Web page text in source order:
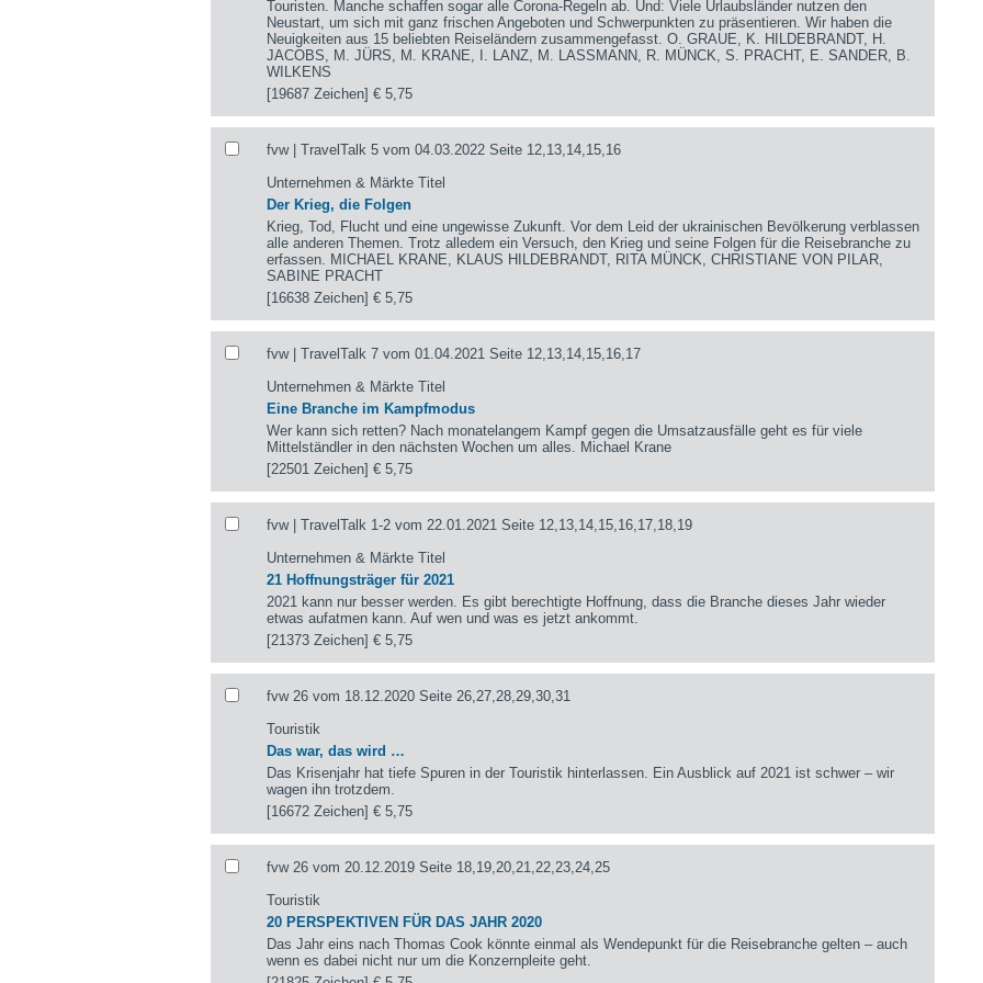
Touristen. Manche schaffen sogar alle Corona-Regeln ab. Und: Viele Urlaubsländer nutzen den
Neustart, um sich mit ganz frischen Angeboten und Schwerpunkten zu präsentieren. Wir haben die
Neuigkeiten aus 15 beliebten Reiseländern zusammengefasst. O. GRAUE, K. HILDEBRANDT, H.
JACOBS, M. JÜRS, M. KRANE, I. LANZ, M. LASSMANN, R. MÜNCK, S. PRACHT, E. SANDER, B.
WILKENS
[19687 Zeichen]€ 5,75
fvw | TravelTalk 5 vom 04.03.2022 Seite 12,13,14,15,16
Unternehmen & Märkte Titel
Der Krieg, die Folgen
Krieg, Tod, Flucht und eine ungewisse Zukunft. Vor dem Leid der ukrainischen Bevölkerung verblassen
alle anderen Themen. Trotz alledem ein Versuch, den Krieg und seine Folgen für die Reisebranche zu
erfassen. MICHAEL KRANE, KLAUS HILDEBRANDT, RITA MÜNCK, CHRISTIANE VON PILAR,
SABINE PRACHT
[16638 Zeichen]€ 5,75
fvw | TravelTalk 7 vom 01.04.2021 Seite 12,13,14,15,16,17
Unternehmen & Märkte Titel
Eine Branche im Kampfmodus
Wer kann sich retten? Nach monatelangem Kampf gegen die Umsatzausfälle geht es für viele
Mittelständler in den nächsten Wochen um alles. Michael Krane
[22501 Zeichen]€ 5,75
fvw | TravelTalk 1-2 vom 22.01.2021 Seite 12,13,14,15,16,17,18,19
Unternehmen & Märkte Titel
21 Hoffnungsträger für 2021
2021 kann nur besser werden. Es gibt berechtigte Hoffnung, dass die Branche dieses Jahr wieder
etwas aufatmen kann. Auf wen und was es jetzt ankommt.
[21373 Zeichen]€ 5,75
fvw 26 vom 18.12.2020 Seite 26,27,28,29,30,31
Touristik
Das war, das wird …
Das Krisenjahr hat tiefe Spuren in der Touristik hinterlassen. Ein Ausblick auf 2021 ist schwer – wir
wagen ihn trotzdem.
[16672 Zeichen]€ 5,75
fvw 26 vom 20.12.2019 Seite 18,19,20,21,22,23,24,25
Touristik
20 PERSPEKTIVEN FÜR DAS JAHR 2020
Das Jahr eins nach Thomas Cook könnte einmal als Wendepunkt für die Reisebranche gelten – auch
wenn es dabei nicht nur um die Konzernpleite geht.